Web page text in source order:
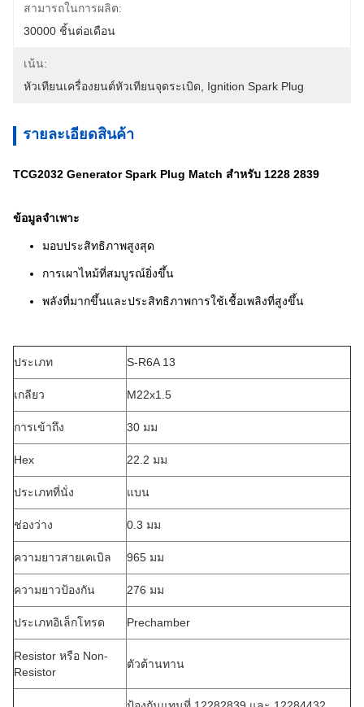
สามารถในการผลิต:
30000 ชิ้นต่อเดือน
เน้น:
หัวเทียนเครื่องยนต์หัวเทียนจุดระเบิด
Ignition Spark Plug
รายละเอียดสินค้า
TCG2032 Generator Spark Plug Match สำหรับ 1228 2839
ข้อมูลจำเพาะ
มอบประสิทธิภาพสูงสุด
การเผาไหม้ที่สมบูรณ์ยิ่งขึ้น
พลังที่มากขึ้นและประสิทธิภาพการใช้เชื้อเพลิงที่สูงขึ้น
ประเภท S-R6A 13
เกลียว M22x1.5
การเข้าถึง 30 มม
Hex 22.2 มม
ประเภทที่นั่ง แบน
ช่องว่าง 0.3 มม
ความยาวสายเคเบิล 965 มม
ความยาวป้องกัน 276 มม
ประเภทอิเล็กโทรด Prechamber
Resistor หรือ Non-
Resistor
ตัวต้านทาน